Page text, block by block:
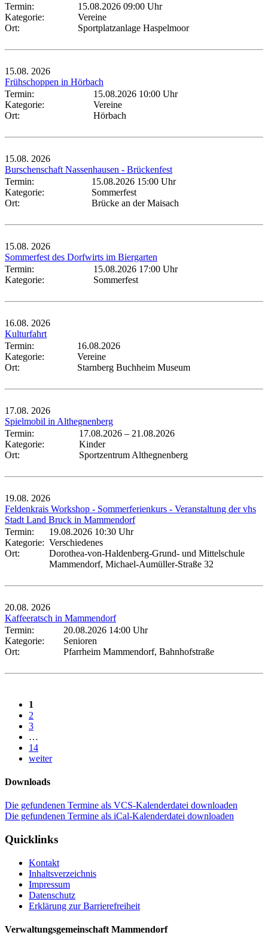
Termin:
15.08.2026 09:00 Uhr
Kategorie:
Vereine
Ort:
Sportplatzanlage Haspelmoor
15.08. 2026
Frühschoppen in Hörbach
Termin:
15.08.2026 10:00 Uhr
Kategorie:
Vereine
Ort:
Hörbach
15.08. 2026
Burschenschaft Nassenhausen - Brückenfest
Termin:
15.08.2026 15:00 Uhr
Kategorie:
Sommerfest
Ort:
Brücke an der Maisach
15.08. 2026
Sommerfest des Dorfwirts im Biergarten
Termin:
15.08.2026 17:00 Uhr
Kategorie:
Sommerfest
16.08. 2026
Kulturfahrt
Termin:
16.08.2026
Kategorie:
Vereine
Ort:
Starnberg Buchheim Museum
17.08. 2026
Spielmobil in Althegnenberg
Termin:
17.08.2026 – 21.08.2026
Kategorie:
Kinder
Ort:
Sportzentrum Althegnenberg
19.08. 2026
Feldenkrais Workshop - Sommerferienkurs - Veranstaltung der vhs
Stadt Land Bruck in Mammendorf
Termin:
19.08.2026 10:30 Uhr
Kategorie: Verschiedenes
Ort:
Dorothea-von-Haldenberg-Grund- und Mittelschule
Mammendorf, Michael-Aumüller-Straße 32
20.08. 2026
Kaffeeratsch in Mammendorf
Termin:
20.08.2026 14:00 Uhr
Kategorie:
Senioren
Ort:
Pfarrheim Mammendorf, Bahnhofstraße
1
2
3
…
14
weiter
Downloads
Die gefundenen Termine als VCS-Kalenderdatei downloaden
Die gefundenen Termine als iCal-Kalenderdatei downloaden
Quicklinks
Kontakt
Inhaltsverzeichnis
Impressum
Datenschutz
Erklärung zur Barrierefreiheit
Verwaltungsgemeinschaft Mammendorf